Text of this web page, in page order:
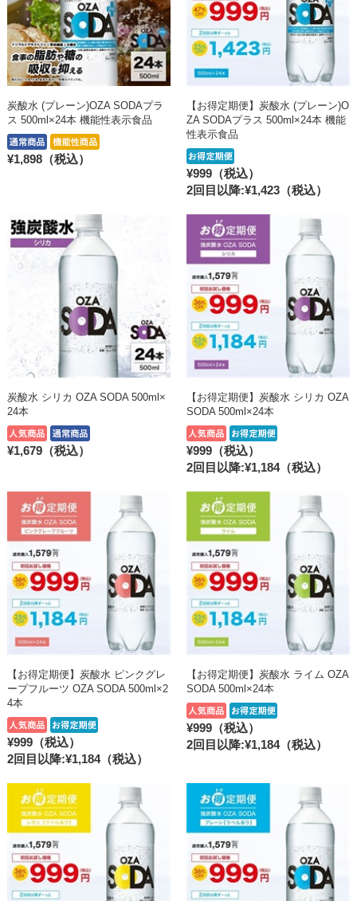
炭酸水 (プレーン)OZA SODAプラ
ス 500ml×24本 機能性表示食品
¥1,898（税込）
【お得定期便】炭酸水 (プレーン)O
ZA SODAプラス 500ml×24本 機能
性表示食品
¥999（税込）
2回目以降:¥1,423 （税込）
炭酸水 シリカ OZA SODA 500ml×
24本
¥1,679（税込）
【お得定期便】炭酸水 シリカ OZA
SODA 500ml×24本
¥999（税込）
2回目以降:¥1,184（税込）
【お得定期便】炭酸水 ピンクグレ
ープフルーツ OZA SODA 500ml×2
4本
¥999（税込）
2回目以降:¥1,184（税込）
【お得定期便】炭酸水 ライム OZA
SODA 500ml×24本
¥999（税込）
2回目以降:¥1,184（税込）